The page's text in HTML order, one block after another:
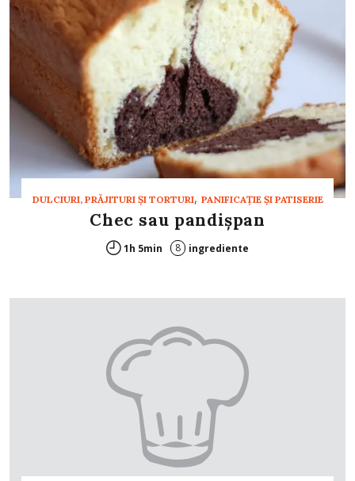
DULCIURI, PRĂJITURI ȘI TORTURI, PANIFICAŢIE ŞI PATISERIE
Chec sau pandişpan
1h 5min 8 ingrediente